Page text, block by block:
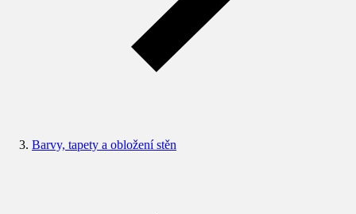
Barvy, tapety a obložení stěn